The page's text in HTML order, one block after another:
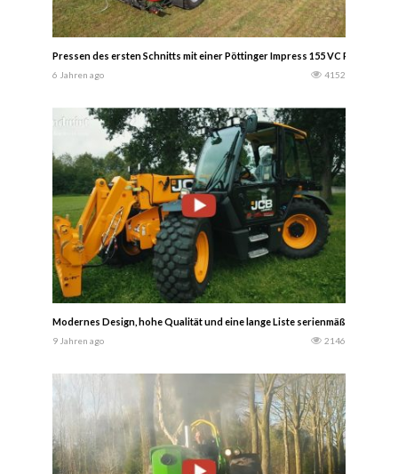
Pressen des ersten Schnitts mit einer Pöttinger Impress 155 VC Pro mit
6 Jahren ago 4152
Modernes Design, hohe Qualität und eine lange Liste serienmäßiger
9 Jahren ago 2146